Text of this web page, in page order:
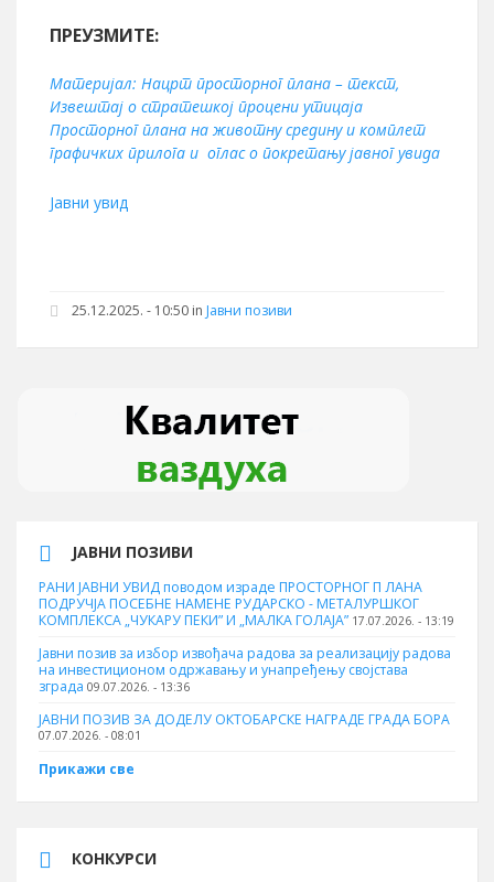
ПРЕУЗМИТЕ:
Материјал: Нацрт просторног плана – текст,
Извештај о стратешкој процени утицаја
Просторног плана на животну средину и комплет
графичких прилога и оглас о покретањујавног увида
Јавни увид
25.12.2025. - 10:50 in Јавни позиви
ЈАВНИ ПОЗИВИ
РАНИ ЈАВНИ УВИД поводом израде ПРОСТОРНОГ П ЛАНА
ПОДРУЧЈА ПОСЕБНЕ НАМЕНЕ РУДАРСКО - МЕТАЛУРШКОГ
КОМПЛЕКСА „ЧУКАРУ ПЕКИ” И „МАЛКА ГОЛАЈА” 17.07.2026. - 13:19
Јавни позив за избор извођача радова за реализацију радова
на инвестиционом одржавању и унапређењу својстава
зграда 09.07.2026. - 13:36
ЈАВНИ ПОЗИВ ЗА ДОДЕЛУ ОКТOБАРСКЕ НАГРАДЕ ГРАДА БОРА
07.07.2026. - 08:01
Прикажи све
КОНКУРСИ